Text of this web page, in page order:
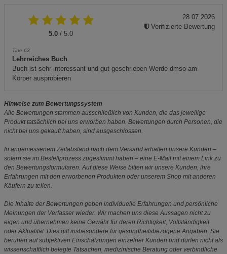
5.0 / 5.0
Tine 63
Lehrreiches Buch
Buch ist sehr interessant und gut geschrieben Werde dmso am
Körper ausprobieren
28.07.2026
Verifizierte Bewertung
Hinweise zum Bewertungssystem
Alle Bewertungen stammen ausschließlich von Kunden, die das jeweilige
Produkt tatsächlich bei uns erworben haben. Bewertungen durch Personen, die
nicht bei uns gekauft haben, sind ausgeschlossen.
In angemessenem Zeitabstand nach dem Versand erhalten unsere Kunden –
sofern sie im Bestellprozess zugestimmt haben – eine E-Mail mit einem Link zu
den Bewertungsformularen. Auf diese Weise bitten wir unsere Kunden, ihre
Erfahrungen mit den erworbenen Produkten oder unserem Shop mit anderen
Käufern zu teilen.
Die Inhalte der Bewertungen geben individuelle Erfahrungen und persönliche
Meinungen der Verfasser wieder. Wir machen uns diese Aussagen nicht zu
eigen und übernehmen keine Gewähr für deren Richtigkeit, Vollständigkeit
oder Aktualität. Dies gilt insbesondere für gesundheitsbezogene Angaben: Sie
beruhen auf subjektiven Einschätzungen einzelner Kunden und dürfen nicht als
wissenschaftlich belegte Tatsachen, medizinische Beratung oder verbindliche